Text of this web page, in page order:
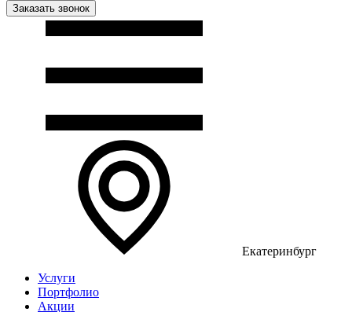
Заказать звонок
Екатеринбург
Услуги
Портфолио
Акции